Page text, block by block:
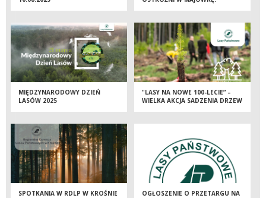
MIĘDZYNARODOWY DZIEŃ
LASÓW 2025
"LASY NA NOWE 100-LECIE” –
WIELKA AKCJA SADZENIA DRZEW
SPOTKANIA W RDLP W KROŚNIE
OGŁOSZENIE O PRZETARGU NA